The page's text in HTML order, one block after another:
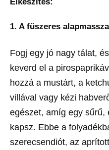
1. A fűszeres
Fogj egy jó nagy tálat,
keverd el a
hozzá a mustárt, a
villával vagy kézi
egészet, amíg egy sűrű,
kapsz. Ebbe a
szerecsendiót, az